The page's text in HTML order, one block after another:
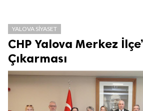
YALOVA SIYASET
CHP Yalova Merkez
Çıkarması